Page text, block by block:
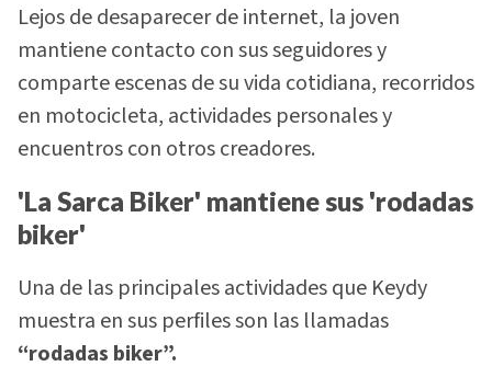
Lejos de desaparecer de internet, la joven
mantiene contacto con sus seguidores y
comparte escenas de su vida cotidiana, recorridos
en motocicleta, actividades personales y
encuentros con otros creadores.
'La Sarca Biker' mantiene sus 'rodadas
biker'
Una de las principales actividades que Keydy
muestra en sus perfiles son las llamadas
“rodadas biker”.